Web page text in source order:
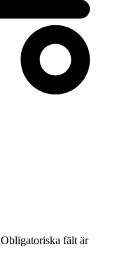
Obligatoriska fält är